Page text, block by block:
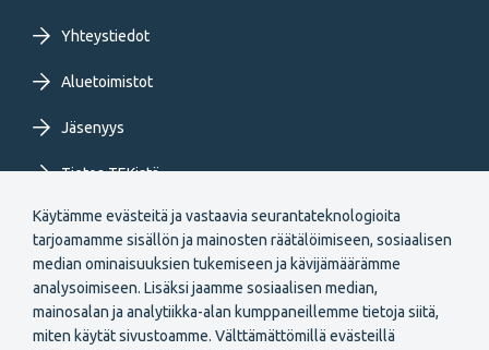
Käytämme evästeitä ja vastaavia seurantateknologioita
tarjoamamme sisällön ja mainosten räätälöimiseen, sosiaalisen
median ominaisuuksien tukemiseen ja kävijämäärämme
analysoimiseen. Lisäksi jaamme sosiaalisen median,
mainosalan ja analytiikka-alan kumppaneillemme tietoja siitä,
miten käytät sivustoamme. Välttämättömillä evästeillä
Yhteystiedot
Aluetoimistot
Jäsenyys
Tietoa TEKistä
Extranet